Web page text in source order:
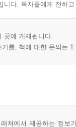
니다. 독자들에게 전하
곳에 게재됩니다.
를, 책에 대한 문의는
처에서 제공하는 정